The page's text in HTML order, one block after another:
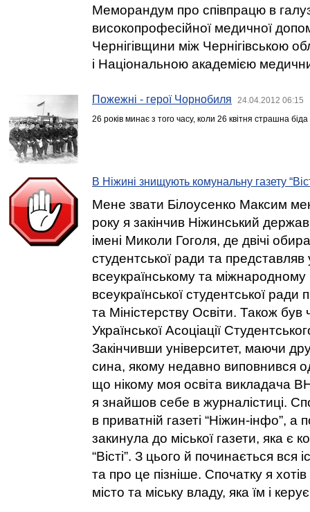
Меморандум про співпрацю в
високопрофесійної медичної
Чернігівщини між Чернігівською
і Національною академією
Пожежні - герої Чорнобиля 24.04.2012 06:15
26 років минає з того часу, коли 26 квітня страшна
В Ніжині знищують комунальну газету
Мене звати Білоусенко Максим
року я закінчив Ніжинський
імені Миколи Гоголя, де двічі
студентської ради та представляв
всеукраїнському та
всеукраїнської студентської ради
та Міністерству Освіти. Також
Української Асоціації
Закінчивши університет, маючи
сина, якому недавно виповнився
що нікому моя освіта викладача
я знайшов себе в журналістиці.
в приватній газеті “Ніжин-інфо”, а
закинула до міської газети, яка є
“Вісті”. З цього й починається вся
та про це пізніше. Спочатку я
місто та міську владу, яка їм і